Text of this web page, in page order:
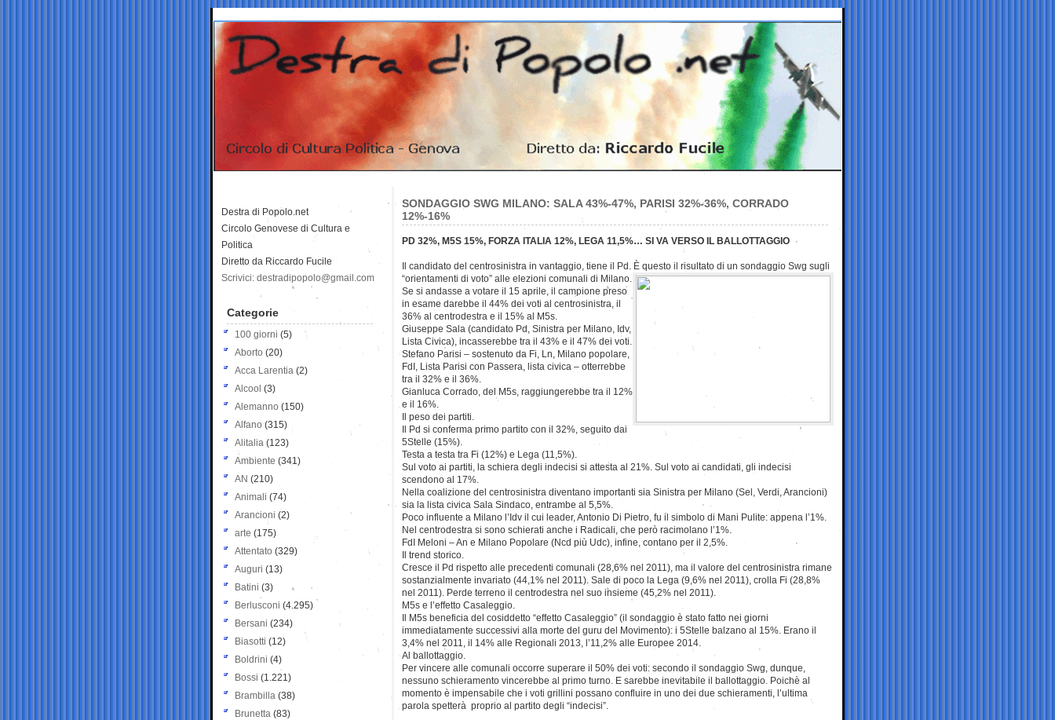
SONDAGGIO SWG MILANO: SALA 43%-47%, PARISI 32%-36%, CORRADO
12%-16%
PD 32%, M5S 15%, FORZA ITALIA 12%, LEGA 11,5%… SI VA VERSO IL BALLOTTAGGIO
Il candidato del centrosinistra in vantaggio, tiene il Pd. È questo il risultato di un sondaggio Swg sugli
“orientamenti di voto” alle elezioni comunali di Milano.
Se si andasse a votare il 15 aprile, il campione preso
in esame darebbe il 44% dei voti al centrosinistra, il
36% al centrodestra e il 15% al M5s.
Giuseppe Sala (candidato Pd, Sinistra per Milano, Idv,
Lista Civica), incasserebbe tra il 43% e il 47% dei voti.
Stefano Parisi – sostenuto da Fi, Ln, Milano popolare,
FdI, Lista Parisi con Passera, lista civica – otterrebbe
tra il 32% e il 36%.
Gianluca Corrado, del M5s, raggiungerebbe tra il 12%
e il 16%.
Il peso dei partiti.
Il Pd si conferma primo partito con il 32%, seguito dai
5Stelle (15%).
Testa a testa tra Fi (12%) e Lega (11,5%).
Sul voto ai partiti, la schiera degli indecisi si attesta al 21%. Sul voto ai candidati, gli indecisi
scendono al 17%.
Nella coalizione del centrosinistra diventano importanti sia Sinistra per Milano (Sel, Verdi, Arancioni)
sia la lista civica Sala Sindaco, entrambe al 5,5%.
Poco influente a Milano l’Idv il cui leader, Antonio Di Pietro, fu il simbolo di Mani Pulite: appena l’1%.
Nel centrodestra si sono schierati anche i Radicali, che però racimolano l’1%.
FdI Meloni – An e Milano Popolare (Ncd più Udc), infine, contano per il 2,5%.
Il trend storico.
Cresce il Pd rispetto alle precedenti comunali (28,6% nel 2011), ma il valore del centrosinistra rimane
sostanzialmente invariato (44,1% nel 2011). Sale di poco la Lega (9,6% nel 2011), crolla Fi (28,8%
nel 2011). Perde terreno il centrodestra nel suo insieme (45,2% nel 2011).
M5s e l’effetto Casaleggio.
Il M5s beneficia del cosiddetto “effetto Casaleggio” (il sondaggio è stato fatto nei giorni
immediatamente successivi alla morte del guru del Movimento): i 5Stelle balzano al 15%. Erano il
3,4% nel 2011, il 14% alle Regionali 2013, l’11,2% alle Europee 2014.
Al ballottaggio.
Per vincere alle comunali occorre superare il 50% dei voti: secondo il sondaggio Swg, dunque,
nessuno schieramento vincerebbe al primo turno. E sarebbe inevitabile il ballottaggio. Poichè al
momento è impensabile che i voti grillini possano confluire in uno dei due schieramenti, l’ultima
parola spetterà proprio al partito degli “indecisi”.
Destra di Popolo.net
Circolo Genovese di Cultura e
Politica
Diretto da Riccardo Fucile
Scrivici: destradipopolo@gmail.com
Categorie
100 giorni (5)
Aborto (20)
Acca Larentia (2)
Alcool (3)
Alemanno (150)
Alfano (315)
Alitalia (123)
Ambiente (341)
AN (210)
Animali (74)
Arancioni (2)
arte (175)
Attentato (329)
Auguri (13)
Batini (3)
Berlusconi (4.295)
Bersani (234)
Biasotti (12)
Boldrini (4)
Bossi (1.221)
Brambilla (38)
Brunetta (83)